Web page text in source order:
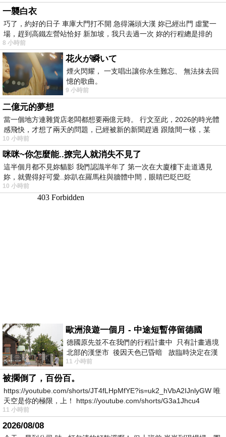
一襲白衣
巧了，約好的日子 車庫大門打不開 急得滿頭大漢 妳已經出門 虛驚一
場，趕到高鐵左營站恰好 新加坡，我只去過一次 妳的行程總是排的
8 小時前
花火が瞬いて
煙火閃耀， 一支唱出讓你永生難忘、 無法抹去回
憶的歌曲。
9 小時前
二億元的夢想
當一個地方連雜貨店老闆都想要兩億元時。 行文至此，2026的時光體
感飛快，才想了兩天的問題，已經被新的新聞趕過 跟陰間一樣，某
10 小時前
咪咪~你怎麼能..撩完人就消失不見了
這半個月都不見妳貓影 我們認識半年了 第一次在大廈樓下走道遇見
妳，就覺得好可愛..妳趴在羅馬柱與牆體中間，眼睛巴眨巴眨
10 小時前
歐洲浪遊一個月 - 中途短暫停留德國
德國原先並不在我們的行程計畫中 只有計畫過境
北部的漢堡市 後因天色已昏暗 故臨時決定在漢
堡市吃晚餐和過夜
11 小時前
被擱倒了，百份百。
https://youtube.com/shorts/JT4fLHpMfYE?is=uk2_hVbA2IJnlyGW 唯
天空是你的極限，上！ https://youtube.com/shorts/G3a1Jhcu4
11 小時前
2026/08/08